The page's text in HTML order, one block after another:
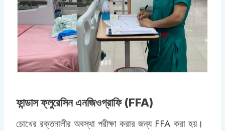
ফান্ডাস ফ্লুরেসিন এনজিওগ্রাফি (FFA)
চোখের রক্তনালীর অবস্থা পরীক্ষা করার জন্য FFA করা হয়।